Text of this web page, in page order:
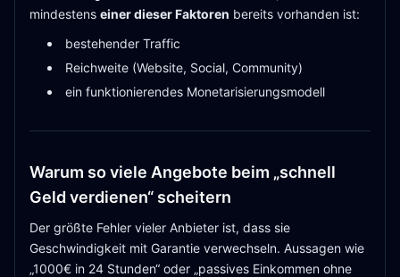
mindestens einer dieser Faktoren bereits vorhanden ist:
bestehender Traffic
Reichweite (Website, Social, Community)
ein funktionierendes Monetarisierungsmodell
Warum so viele Angebote beim „schnell
Geld verdienen“ scheitern
Der größte Fehler vieler Anbieter ist, dass sie
Geschwindigkeit mit Garantie verwechseln. Aussagen wie
„1000€ in 24 Stunden“ oder „passives Einkommen ohne